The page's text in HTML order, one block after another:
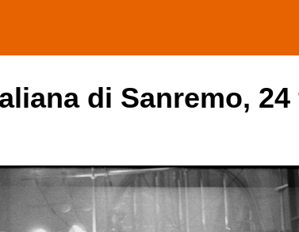
di Sanremo,